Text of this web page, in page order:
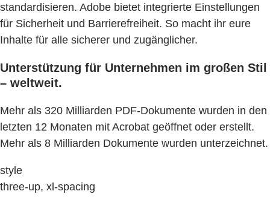
standardisieren. Adobe bietet integrierte Einstellungen
für Sicherheit und Barrierefreiheit. So macht ihr eure
Inhalte für alle sicherer und zugänglicher.
Unterstützung für Unternehmen im großen Stil
– weltweit.
Mehr als 320 Milliarden PDF-Dokumente wurden in den
letzten 12 Monaten mit Acrobat geöffnet oder erstellt.
Mehr als 8 Milliarden Dokumente wurden unterzeichnet.
style
three-up, xl-spacing